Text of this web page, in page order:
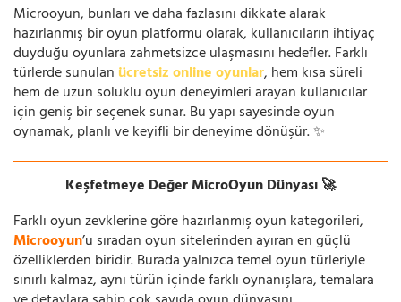
Microoyun, bunları ve daha fazlasını dikkate alarak
hazırlanmış bir oyun platformu olarak, kullanıcıların ihtiyaç
duyduğu oyunlara zahmetsizce ulaşmasını hedefler. Farklı
türlerde sunulan ücretsiz online oyunlar, hem kısa süreli
hem de uzun soluklu oyun deneyimleri arayan kullanıcılar
için geniş bir seçenek sunar. Bu yapı sayesinde oyun
oynamak, planlı ve keyifli bir deneyime dönüşür. ✨
Keşfetmeye Değer MicroOyun Dünyası 🚀
Farklı oyun zevklerine göre hazırlanmış oyun kategorileri,
Microoyun’u sıradan oyun sitelerinden ayıran en güçlü
özelliklerden biridir. Burada yalnızca temel oyun türleriyle
sınırlı kalmaz, aynı türün içinde farklı oynanışlara, temalara